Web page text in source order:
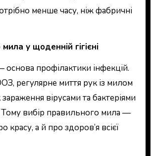
менше часу, ніж фабричні
у щоденній гігієні
основа профілактики інфекцій.
регулярне миття рук із милом
вірусами та бактеріями
Тому вибір правильного мила —
красу, а й про здоров’я всієї